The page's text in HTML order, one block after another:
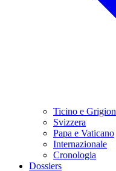
Ticino e
Svizzera
Papa e Vaticano
Internazionale
Cronologia
Dossiers